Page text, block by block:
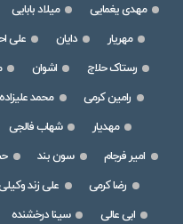
مهدی یغمایی
میلاد بابایی
مهریار
دایان علی
رستاک حلاج
اشوان
رامین کرمی
محمد علیزاده
مهدیار
شهاب فالجی
امیر فرجام
سون بند
رضا کرمی
علی زند
ابی عالی
سینا درخشنده